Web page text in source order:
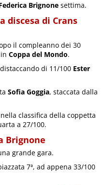
Brignone settima.
discesa di Crans
il compleanno dei 30
inCoppa del Mondo.
distaccando di 11/100 Ester
Sofia Goggia, staccata dalla
classifica della coppetta
a 27/100.
Brignone
grande gara.
7ª, ad appena 33/100